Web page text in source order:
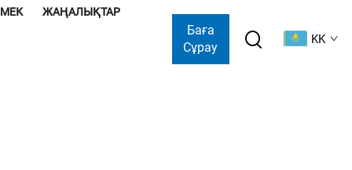
ЖАҢАЛЫҚТАР
Баға
Сұрау
KK